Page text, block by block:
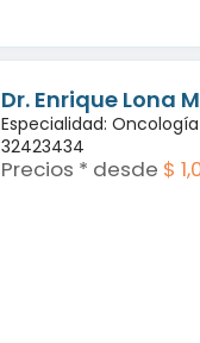
Dr. Enrique Lona
Especialidad:
32423434
Precios * desde $